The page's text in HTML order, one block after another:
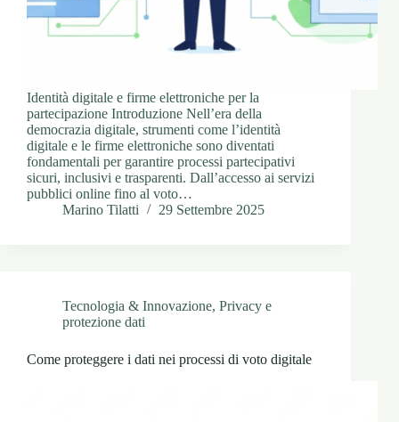
Identità digitale e firme elettroniche per la
partecipazione Introduzione Nell’era della
democrazia digitale, strumenti come l’identità
digitale e le firme elettroniche sono diventati
fondamentali per garantire processi partecipativi
sicuri, inclusivi e trasparenti. Dall’accesso ai servizi
pubblici online fino al voto…
Marino Tilatti
29 Settembre 2025
Tecnologia & Innovazione, Privacy e
protezione dati
Come proteggere i dati nei processi di voto digitale